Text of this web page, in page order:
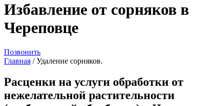
Избавление от сорняков в
Череповце
Позвонить
Главная /Удаление сорняков.
Расценки на услуги обработки от
нежелательной растительности